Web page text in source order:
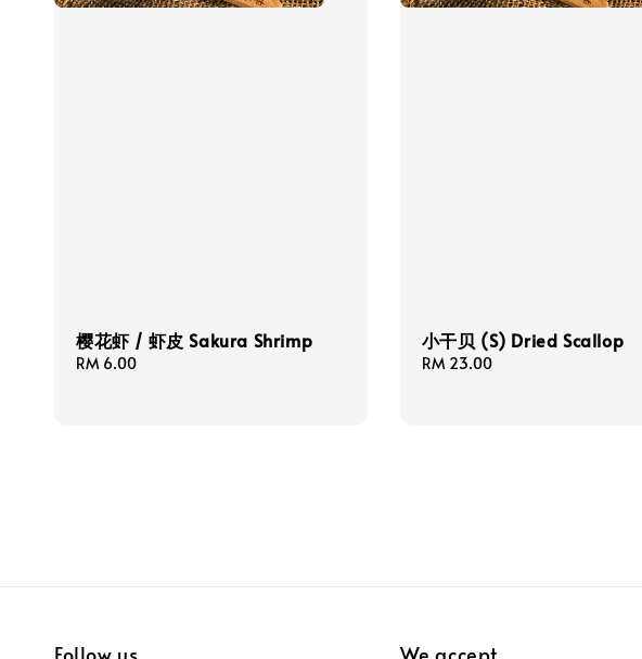
樱花虾 / 虾皮 Sakura Shrimp
Regular
RM 6.00
小干贝 (S) Dried Scallop
Regular
RM 23.00